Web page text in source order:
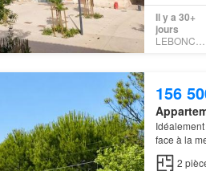
Il y a 30+
jours
156
face à la
une
2